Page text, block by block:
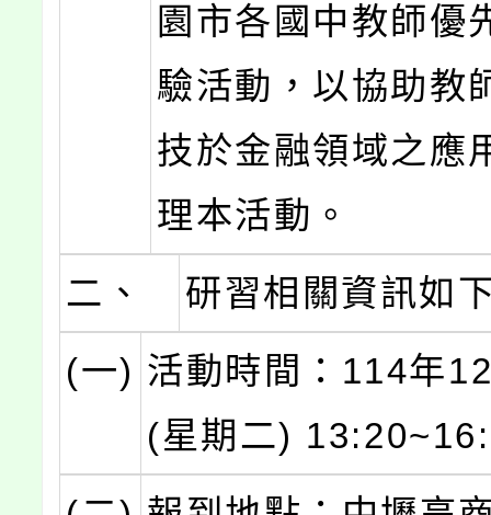
園市各國中教師優
驗活動，以協助教
技於金融領域之應
理本活動。
二、
研習相關資訊如
(一) 活動時間：114年
(星期二)